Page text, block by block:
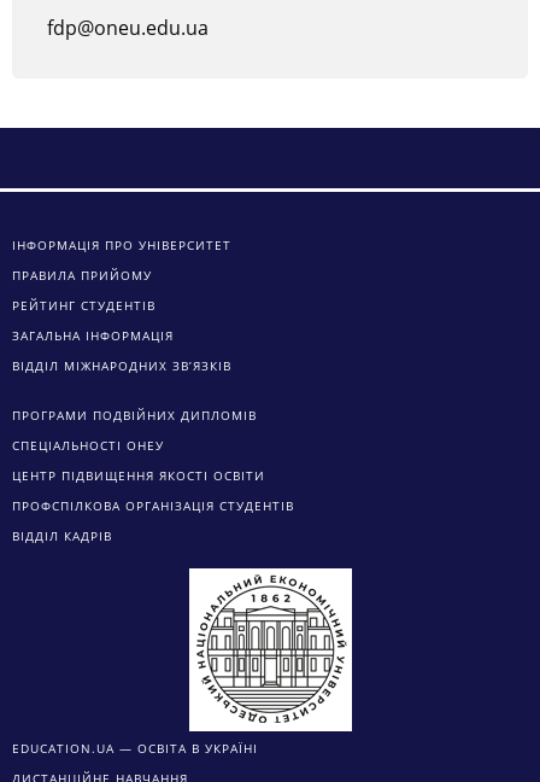
fdp@oneu.edu.ua
ІНФОРМАЦІЯ ПРО УНІВЕРСИТЕТ
ПРАВИЛА ПРИЙОМУ
РЕЙТИНГ СТУДЕНТІВ
ЗАГАЛЬНА ІНФОРМАЦІЯ
ВІДДІЛ МІЖНАРОДНИХ ЗВ’ЯЗКІВ
ПРОГРАМИ ПОДВІЙНИХ ДИПЛОМІВ
СПЕЦІАЛЬНОСТІ ОНЕУ
ЦЕНТР ПІДВИЩЕННЯ ЯКОСТІ ОСВІТИ
ПРОФСПІЛКОВА ОРГАНІЗАЦІЯ СТУДЕНТІВ
ВІДДІЛ КАДРІВ
EDUCATION.UA — ОСВІТА В УКРАЇНІ
ДИСТАНЦІЙНЕ НАВЧАННЯ